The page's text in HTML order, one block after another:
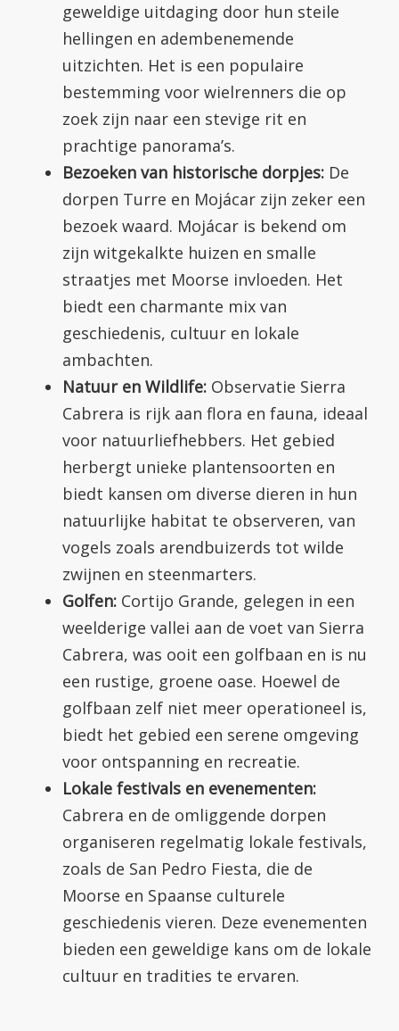
geweldige uitdaging door hun steile
hellingen en adembenemende
uitzichten. Het is een populaire
bestemming voor wielrenners die op
zoek zijn naar een stevige rit en
prachtige panorama’s.
Bezoeken van historische dorpjes:De
dorpen Turre en Mojácar zijn zeker een
bezoek waard. Mojácar is bekend om
zijn witgekalkte huizen en smalle
straatjes met Moorse invloeden. Het
biedt een charmante mix van
geschiedenis, cultuur en lokale
ambachten.
Natuur en Wildlife:Observatie Sierra
Cabrera is rijk aan flora en fauna, ideaal
voor natuurliefhebbers. Het gebied
herbergt unieke plantensoorten en
biedt kansen om diverse dieren in hun
natuurlijke habitat te observeren, van
vogels zoals arendbuizerds tot wilde
zwijnen en steenmarters.
Golfen:Cortijo Grande, gelegen in een
weelderige vallei aan de voet van Sierra
Cabrera, was ooit een golfbaan en is nu
een rustige, groene oase. Hoewel de
golfbaan zelf niet meer operationeel is,
biedt het gebied een serene omgeving
voor ontspanning en recreatie.
Lokale festivals en evenementen:
Cabrera en de omliggende dorpen
organiseren regelmatig lokale festivals,
zoals de San Pedro Fiesta, die de
Moorse en Spaanse culturele
geschiedenis vieren. Deze evenementen
bieden een geweldige kans om de lokale
cultuur en tradities te ervaren.